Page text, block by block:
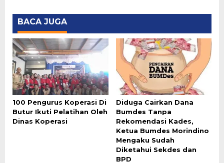
BACA JUGA
100 Pengurus Koperasi Di
Butur Ikuti Pelatihan Oleh
Dinas Koperasi
Diduga Cairkan Dana
Bumdes Tanpa
Rekomendasi Kades,
Ketua Bumdes Morindino
Mengaku Sudah
Diketahui Sekdes dan
BPD